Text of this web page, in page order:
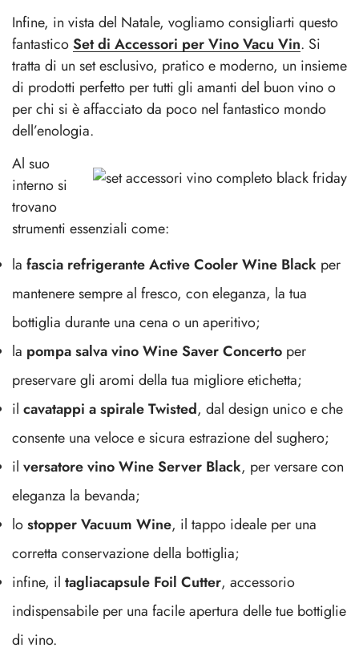
Infine, in vista del Natale, vogliamo consigliarti questo
fantasticoSet di Accessori per Vino Vacu Vin. Si
tratta di un set esclusivo, pratico e moderno, un insieme
di prodotti perfetto per tutti gli amanti del buon vino o
per chi si è affacciato da poco nel fantastico mondo
dell’enologia.
Al suo
interno si
trovano
strumenti essenziali come:
la fascia refrigerante Active Cooler Wine Black per
mantenere sempre al fresco, con eleganza, la tua
bottiglia durante una cena o un aperitivo;
la pompa salva vino Wine Saver Concerto per
preservare gli aromi della tua migliore etichetta;
il cavatappi a spirale Twisted, dal design unico e che
consente una veloce e sicura estrazione del sughero;
il versatore vino Wine Server Black, per versare con
eleganza la bevanda;
lostopper Vacuum Wine, il tappo ideale per una
corretta conservazione della bottiglia;
infine, il tagliacapsule Foil Cutter, accessorio
indispensabile per una facile apertura delle tue bottiglie
di vino.